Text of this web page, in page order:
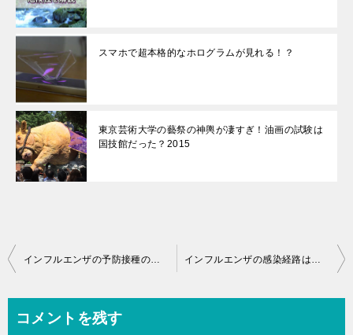
スマホで超本格的なホログラムが見れる！？
東京芸術大学の藝祭の神輿が凄すぎ！油画の試験は
国技館だった？2015
投
インフルエンザの予防接種の料金の違いはなぜ起きるのか？ インフルエンザの感染経路は？どうやって防いだら良いの？
コメントを残す